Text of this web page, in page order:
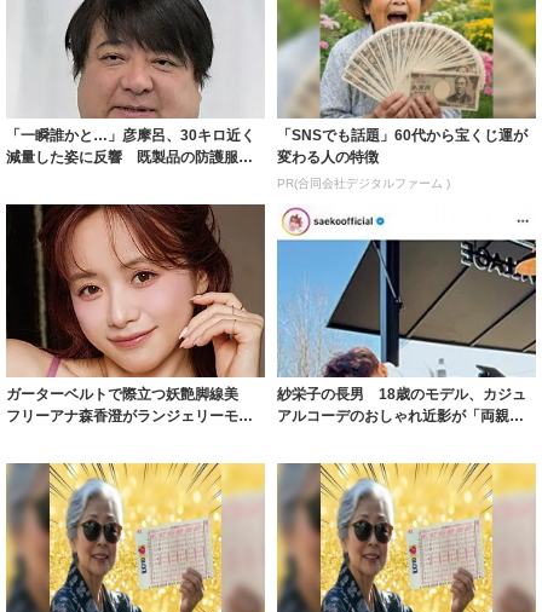
「一瞬誰かと…」彦摩呂、30キロ近く
減量した姿に反響 既製品の防護服が
「SNSでも話題」60代から宝くじ運が
変わる人の特徴
PR(合同会社デジタルファーム )
ガーターベルトで際立つ妖艶脚線美
フリーアナ森香澄がランジェリーモデ
紗栄子の長男 18歳のモデル、カジュ
アルコーデのおしゃれ近影が「両親の